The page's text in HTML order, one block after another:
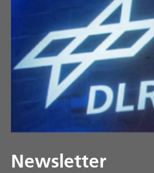
Newsletter